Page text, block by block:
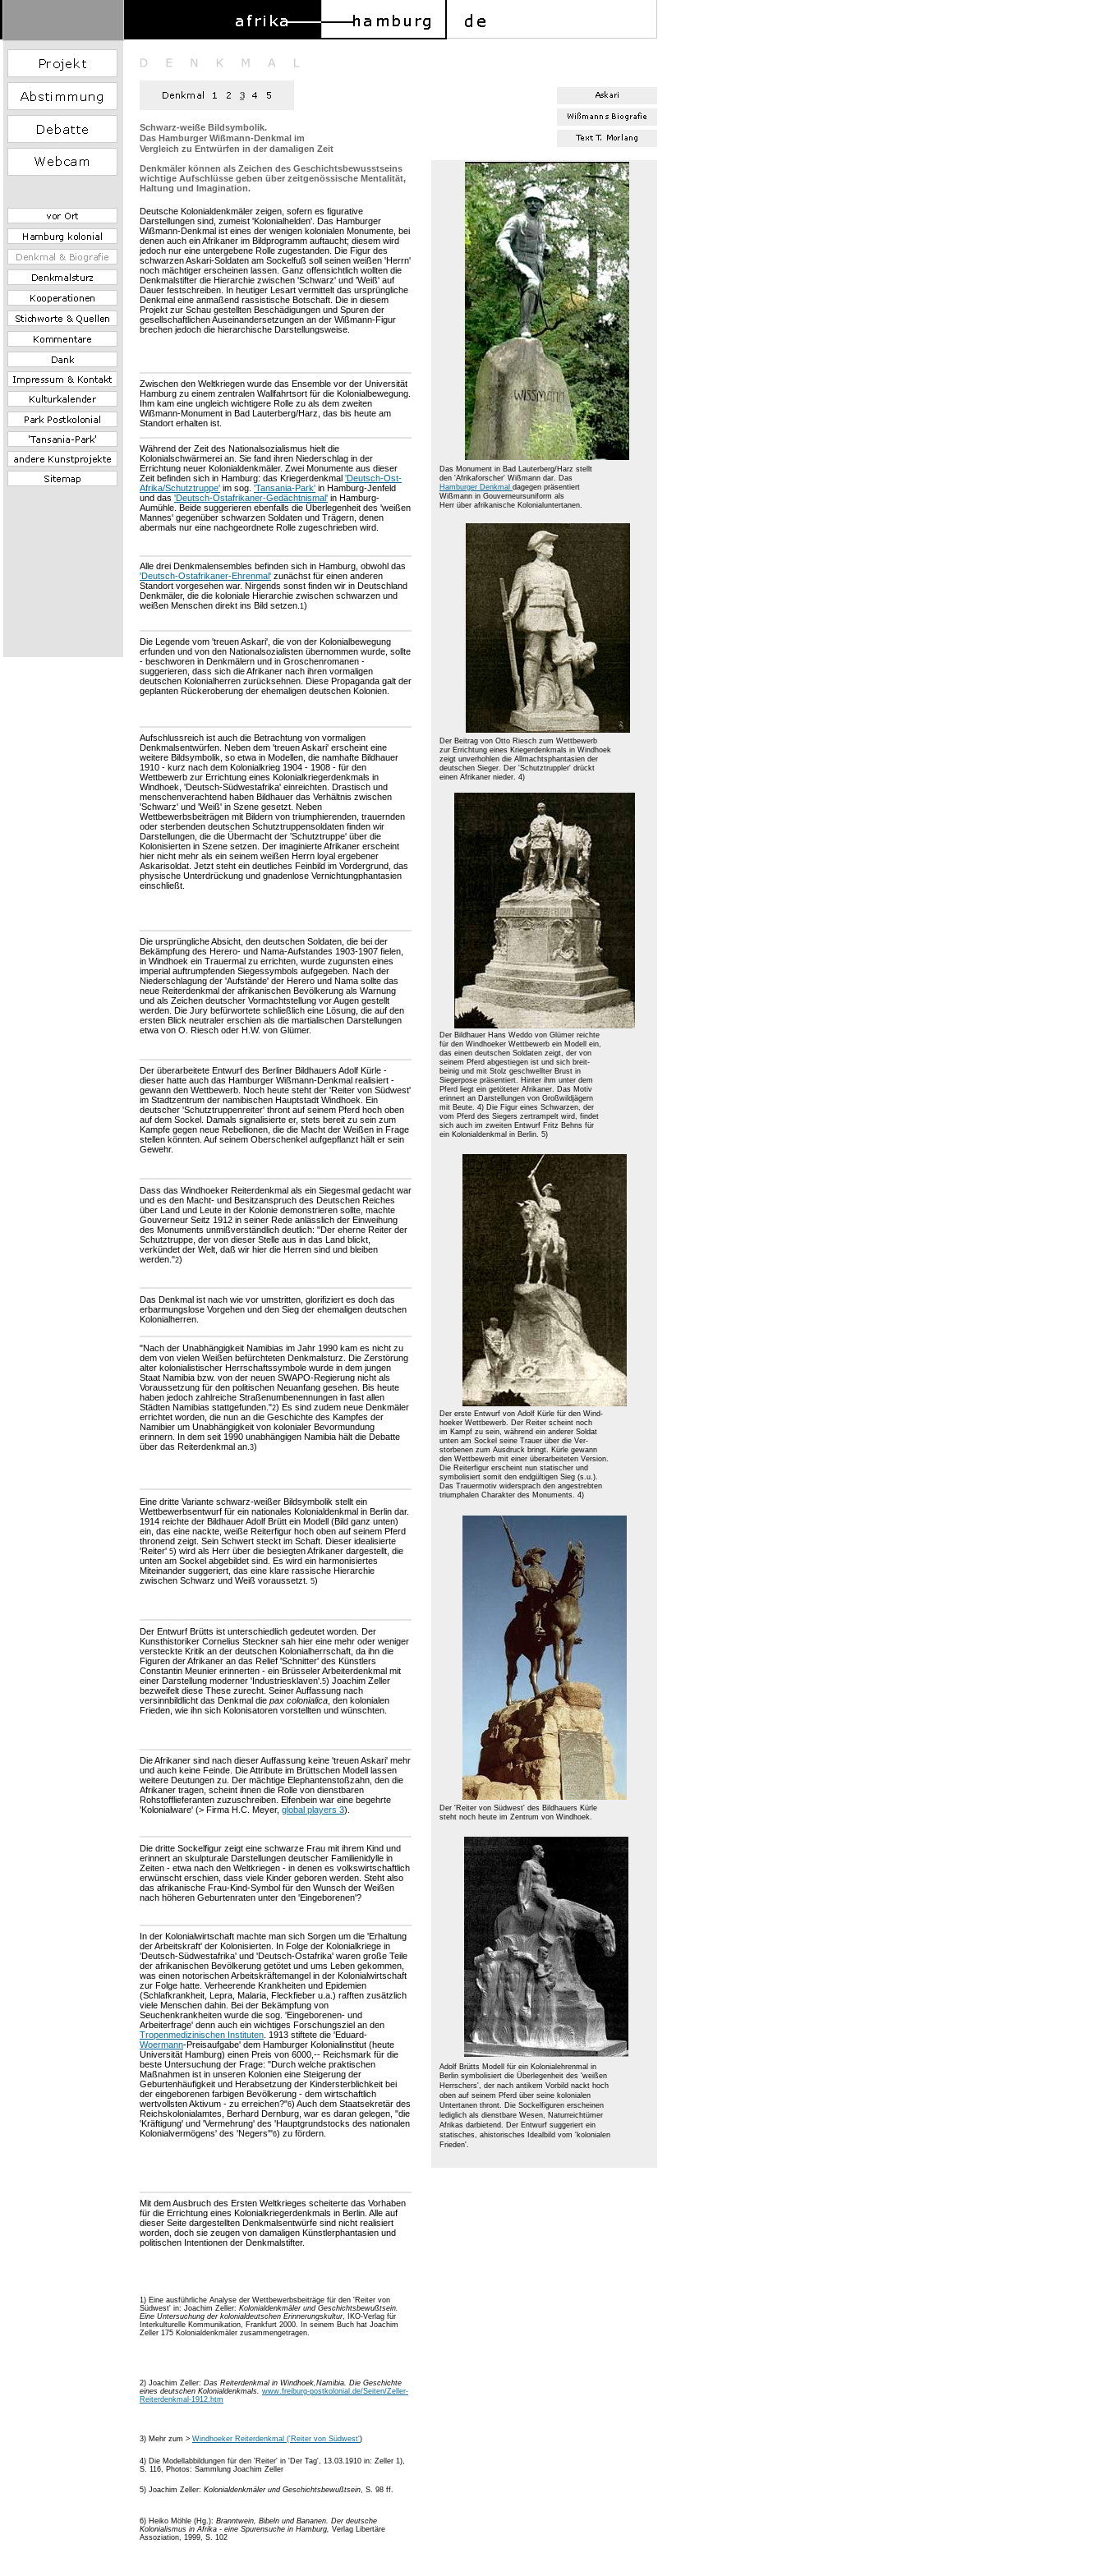
Schwarz-weiße Bildsymbolik.
Das Hamburger Wißmann-Denkmal im
Vergleich zu Entwürfen in der damaligen Zeit
Denkmäler können als Zeichen des Geschichtsbewusstseins
wichtige Aufschlüsse geben über zeitgenössische Mentalität,
Haltung und Imagination.
Deutsche Kolonialdenkmäler zeigen, sofern es figurative
Darstellungen sind, zumeist 'Kolonialhelden'. Das Hamburger
Wißmann-Denkmal ist eines der wenigen kolonialen Monumente, bei
denen auch ein Afrikaner im Bildprogramm auftaucht; diesem wird
jedoch nur eine untergebene Rolle zugestanden. Die Figur des
schwarzen Askari-Soldaten am Sockelfuß soll seinen weißen 'Herrn'
noch mächtiger erscheinen lassen. Ganz offensichtlich wollten die
Denkmalstifter die Hierarchie zwischen 'Schwarz' und 'Weiß' auf
Dauer festschreiben. In heutiger Lesart vermittelt das ursprüngliche
Denkmal eine anmaßend rassistische Botschaft. Die in diesem
Projekt zur Schau gestellten Beschädigungen und Spuren der
gesellschaftlichen Auseinandersetzungen an der Wißmann-Figur
brechen jedoch die hierarchische Darstellungsweise.
Zwischen den Weltkriegen wurde das Ensemble vor der Universität
Hamburg zu einem zentralen Wallfahrtsort für die Kolonialbewegung.
Ihm kam eine ungleich wichtigere Rolle zu als dem zweiten
Wißmann-Monument in Bad Lauterberg/Harz, das bis heute am
Standort erhalten ist.
Während der Zeit des Nationalsozialismus hielt die
Kolonialschwärmerei an. Sie fand ihren Niederschlag in der
Errichtung neuer Kolonialdenkmäler. Zwei Monumente aus dieser
Zeit befinden sich in Hamburg: das Kriegerdenkmal 'Deutsch-Ost-
Afrika/Schutztruppe' im sog. 'Tansania-Park' in Hamburg-Jenfeld
und das 'Deutsch-Ostafrikaner-Gedächtnismal' in Hamburg-
Aumühle. Beide suggerieren ebenfalls die Überlegenheit des 'weißen
Mannes' gegenüber schwarzen Soldaten und Trägern, denen
abermals nur eine nachgeordnete Rolle zugeschrieben wird.
Alle drei Denkmalensembles befinden sich in Hamburg, obwohl das
'Deutsch-Ostafrikaner-Ehrenmal' zunächst für einen anderen
Standort vorgesehen war. Nirgends sonst finden wir in Deutschland
Denkmäler, die die koloniale Hierarchie zwischen schwarzen und
weißen Menschen direkt ins Bild setzen. 1)
Die Legende vom 'treuen Askari', die von der Kolonialbewegung
erfunden und von den Nationalsozialisten übernommen wurde, sollte
- beschworen in Denkmälern und in Groschenromanen -
suggerieren, dass sich die Afrikaner nach ihren vormaligen
deutschen Kolonialherren zurücksehnen. Diese Propaganda galt der
geplanten Rückeroberung der ehemaligen deutschen Kolonien.
Aufschlussreich ist auch die Betrachtung von vormaligen
Denkmalsentwürfen. Neben dem 'treuen Askari' erscheint eine
weitere Bildsymbolik, so etwa in Modellen, die namhafte Bildhauer
1910 - kurz nach dem Kolonialkrieg 1904 - 1908 - für den
Wettbewerb zur Errichtung eines Kolonialkriegerdenkmals in
Windhoek, 'Deutsch-Südwestafrika' einreichten. Drastisch und
menschenverachtend haben Bildhauer das Verhältnis zwischen
'Schwarz' und 'Weiß' in Szene gesetzt. Neben
Wettbewerbsbeiträgen mit Bildern von triumphierenden, trauernden
oder sterbenden deutschen Schutztruppensoldaten finden wir
Darstellungen, die die Übermacht der 'Schutztruppe' über die
Kolonisierten in Szene setzen. Der imaginierte Afrikaner erscheint
hier nicht mehr als ein seinem weißen Herrn loyal ergebener
Askarisoldat. Jetzt steht ein deutliches Feinbild im Vordergrund, das
physische Unterdrückung und gnadenlose Vernichtungphantasien
einschließt.
Die ursprüngliche Absicht, den deutschen Soldaten, die bei der
Bekämpfung des Herero- und Nama-Aufstandes 1903-1907 fielen,
in Windhoek ein Trauermal zu errichten, wurde zugunsten eines
imperial auftrumpfenden Siegessymbols aufgegeben. Nach der
Niederschlagung der 'Aufstände' der Herero und Nama sollte das
neue Reiterdenkmal der afrikanischen Bevölkerung als Warnung
und als Zeichen deutscher Vormachtstellung vor Augen gestellt
werden. Die Jury befürwortete schließlich eine Lösung, die auf den
ersten Blick neutraler erschien als die martialischen Darstellungen
etwa von O. Riesch oder H.W. von Glümer.
Der überarbeitete Entwurf des Berliner Bildhauers Adolf Kürle -
dieser hatte auch das Hamburger Wißmann-Denkmal realisiert -
gewann den Wettbewerb. Noch heute steht der 'Reiter von Südwest'
im Stadtzentrum der namibischen Hauptstadt Windhoek. Ein
deutscher 'Schutztruppenreiter' thront auf seinem Pferd hoch oben
auf dem Sockel. Damals signalisierte er, stets bereit zu sein zum
Kampfe gegen neue Rebellionen, die die Macht der Weißen in Frage
stellen könnten. Auf seinem Oberschenkel aufgepflanzt hält er sein
Gewehr.
Dass das Windhoeker Reiterdenkmal als ein Siegesmal gedacht war
und es den Macht- und Besitzanspruch des Deutschen Reiches
über Land und Leute in der Kolonie demonstrieren sollte, machte
Gouverneur Seitz 1912 in seiner Rede anlässlich der Einweihung
des Monuments unmißverständlich deutlich: "Der eherne Reiter der
Schutztruppe, der von dieser Stelle aus in das Land blickt,
verkündet der Welt, daß wir hier die Herren sind und bleiben
werden."2)
Das Denkmal ist nach wie vor umstritten, glorifiziert es doch das
erbarmungslose Vorgehen und den Sieg der ehemaligen deutschen
Kolonialherren.
"Nach der Unabhängigkeit Namibias im Jahr 1990 kam es nicht zu
dem von vielen Weißen befürchteten Denkmalsturz. Die Zerstörung
alter kolonialistischer Herrschaftssymbole wurde in dem jungen
Staat Namibia bzw. von der neuen SWAPO-Regierung nicht als
Voraussetzung für den politischen Neuanfang gesehen. Bis heute
haben jedoch zahlreiche Straßenumbenennungen in fast allen
Städten Namibias stattgefunden."2) Es sind zudem neue Denkmäler
errichtet worden, die nun an die Geschichte des Kampfes der
Namibier um Unabhängigkeit von kolonialer Bevormundung
erinnern. In dem seit 1990 unabhängigen Namibia hält die Debatte
über das Reiterdenkmal an. 3)
Eine dritte Variante schwarz-weißer Bildsymbolik stellt ein
Wettbewerbsentwurf für ein nationales Kolonialdenkmal in Berlin dar.
1914 reichte der Bildhauer Adolf Brütt ein Modell (Bild ganz unten)
ein, das eine nackte, weiße Reiterfigur hoch oben auf seinem Pferd
thronend zeigt. Sein Schwert steckt im Schaft. Dieser idealisierte
'Reiter' 5) wird als Herr über die besiegten Afrikaner dargestellt, die
unten am Sockel abgebildet sind. Es wird ein harmonisiertes
Miteinander suggeriert, das eine klare rassische Hierarchie
zwischen Schwarz und Weiß voraussetzt. 5)
Der Entwurf Brütts ist unterschiedlich gedeutet worden. Der
Kunsthistoriker Cornelius Steckner sah hier eine mehr oder weniger
versteckte Kritik an der deutschen Kolonialherrschaft, da ihn die
Figuren der Afrikaner an das Relief 'Schnitter' des Künstlers
Constantin Meunier erinnerten - ein Brüsseler Arbeiterdenkmal mit
einer Darstellung moderner 'Industriesklaven'. 5) Joachim Zeller
bezweifelt diese These zurecht. Seiner Auffassung nach
versinnbildlicht das Denkmal die pax colonialica , den kolonialen
Frieden, wie ihn sich Kolonisatoren vorstellten und wünschten.
Die Afrikaner sind nach dieser Auffassung keine 'treuen Askari' mehr
und auch keine Feinde. Die Attribute im Brüttschen Modell lassen
weitere Deutungen zu. Der mächtige Elephantenstoßzahn, den die
Afrikaner tragen, scheint ihnen die Rolle von dienstbaren
Rohstofflieferanten zuzuschreiben. Elfenbein war eine begehrte
'Kolonialware' (> Firma H.C. Meyer, global players 3).
Die dritte Sockelfigur zeigt eine schwarze Frau mit ihrem Kind und
erinnert an skulpturale Darstellungen deutscher Familienidylle in
Zeiten - etwa nach den Weltkriegen - in denen es volkswirtschaftlich
erwünscht erschien, dass viele Kinder geboren werden. Steht also
das afrikanische Frau-Kind-Symbol für den Wunsch der Weißen
nach höheren Geburtenraten unter den 'Eingeborenen'?
In der Kolonialwirtschaft machte man sich Sorgen um die 'Erhaltung
der Arbeitskraft' der Kolonisierten. In Folge der Kolonialkriege in
'Deutsch-Südwestafrika' und 'Deutsch-Ostafrika' waren große Teile
der afrikanischen Bevölkerung getötet und ums Leben gekommen,
was einen notorischen Arbeitskräftemangel in der Kolonialwirtschaft
zur Folge hatte. Verheerende Krankheiten und Epidemien
(Schlafkrankheit, Lepra, Malaria, Fleckfieber u.a.) rafften zusätzlich
viele Menschen dahin. Bei der Bekämpfung von
Seuchenkrankheiten wurde die sog. 'Eingeborenen- und
Arbeiterfrage' denn auch ein wichtiges Forschungsziel an den
Tropenmedizinischen Instituten . 1913 stiftete die 'Eduard-
Woermann-Preisaufgabe' dem Hamburger Kolonialinstitut (heute
Universität Hamburg) einen Preis von 6000,-- Reichsmark für die
beste Untersuchung der Frage: "Durch welche praktischen
Maßnahmen ist in unseren Kolonien eine Steigerung der
Geburtenhäufigkeit und Herabsetzung der Kindersterblichkeit bei
der eingeborenen farbigen Bevölkerung - dem wirtschaftlich
wertvollsten Aktivum - zu erreichen?"6) Auch dem Staatsekretär des
Reichskolonialamtes, Berhard Dernburg, war es daran gelegen, "die
'Kräftigung' und 'Vermehrung' des 'Hauptgrundstocks des nationalen
Kolonialvermögens' des 'Negers'"6) zu fördern.
Mit dem Ausbruch des Ersten Weltkrieges scheiterte das Vorhaben
für die Errichtung eines Kolonialkriegerdenkmals in Berlin. Alle auf
dieser Seite dargestellten Denkmalsentwürfe sind nicht realisiert
worden, doch sie zeugen von damaligen Künstlerphantasien und
politischen Intentionen der Denkmalstifter.
1) Eine ausführliche Analyse der Wettbewerbsbeiträge für den 'Reiter von
Südwest' in: Joachim Zeller: Kolonialdenkmäler und Geschichtsbewußtsein.
Eine Untersuchung der kolonialdeutschen Erinnerungskultur, IKO-Verlag für
Interkulturelle Kommunikation, Frankfurt 2000. In seinem Buch hat Joachim
Zeller 175 Kolonialdenkmäler zusammengetragen.
2) Joachim Zeller: Das Reiterdenkmal in Windhoek,Namibia. Die Geschichte
eines deutschen Kolonialdenkmals. www.freiburg-postkolonial.de/Seiten/Zeller-
Reiterdenkmal-1912.htm
3) Mehr zum > Windhoeker Reiterdenkmal ('Reiter von Südwest')
4) Die Modellabbildungen für den 'Reiter' in 'Der Tag', 13.03.1910 in: Zeller 1),
S. 116, Photos: Sammlung Joachim Zeller
5) Joachim Zeller: Kolonialdenkmäler und Geschichtsbewußtsein, S. 98 ff.
6) Heiko Möhle (Hg.): Branntwein, Bibeln und Bananen. Der deutsche
Kolonialismus in Afrika - eine Spurensuche in Hamburg, Verlag Libertäre
Assoziation, 1999, S. 102
Das Monument in Bad Lauterberg/Harz stellt
den 'Afrikaforscher' Wißmann dar. Das
Hamburger Denkmal dagegen präsentiert
Wißmann in Gouverneursuniform als
Herr über afrikanische Kolonialuntertanen.
Der Beitrag von Otto Riesch zum Wettbewerb
zur Errichtung eines Kriegerdenkmals in Windhoek
zeigt unverhohlen die Allmachtsphantasien der
deutschen Sieger. Der 'Schutztruppler' drückt
einen Afrikaner nieder. 4)
Der Bildhauer Hans Weddo von Glümer reichte
für den Windhoeker Wettbewerb ein Modell ein,
das einen deutschen Soldaten zeigt, der von
seinem Pferd abgestiegen ist und sich breit-
beinig und mit Stolz geschwellter Brust in
Siegerpose präsentiert. Hinter ihm unter dem
Pferd liegt ein getöteter Afrikaner. Das Motiv
erinnert an Darstellungen von Großwildjägern
mit Beute. 4) Die Figur eines Schwarzen, der
vom Pferd des Siegers zertrampelt wird, findet
sich auch im zweiten Entwurf Fritz Behns für
ein Kolonialdenkmal in Berlin. 5)
Der erste Entwurf von Adolf Kürle für den Wind-
hoeker Wettbewerb. Der Reiter scheint noch
im Kampf zu sein, während ein anderer Soldat
unten am Sockel seine Trauer über die Ver-
storbenen zum Ausdruck bringt. Kürle gewann
den Wettbewerb mit einer überarbeiteten Version.
Die Reiterfigur erscheint nun statischer und
symbolisiert somit den endgültigen Sieg (s.u.).
Das Trauermotiv widersprach den angestrebten
triumphalen Charakter des Monuments. 4)
Der 'Reiter von Südwest' des Bildhauers Kürle
steht noch heute im Zentrum von Windhoek.
Adolf Brütts Modell für ein Kolonialehrenmal in
Berlin symbolisiert die Überlegenheit des 'weißen
Herrschers', der nach antikem Vorbild nackt hoch
oben auf seinem Pferd über seine kolonialen
Untertanen thront. Die Sockelfiguren erscheinen
lediglich als dienstbare Wesen, Naturreichtümer
Afrikas darbietend. Der Entwurf suggeriert ein
statisches, ahistorisches Idealbild vom 'kolonialen
Frieden'.